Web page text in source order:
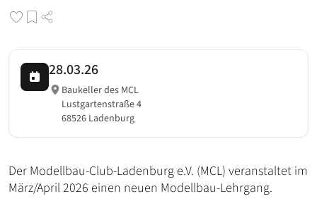
28.03.26
Baukeller des MCL
Lustgartenstraße 4
68526 Ladenburg
Der Modellbau-Club-Ladenburg e.V. (MCL) veranstaltet im
März/April 2026 einen neuen Modellbau-Lehrgang.